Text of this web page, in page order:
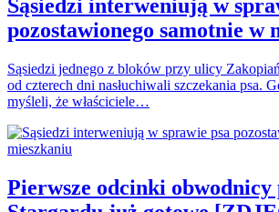
Sąsiedzi interweniują w
pozostawionego samotnie w
Sąsiedzi jednego z bloków przy ulicy
od czterech dni nasłuchiwali szczekania psa.
myśleli, że właściciele…
Pierwsze odcinki obwodnicy